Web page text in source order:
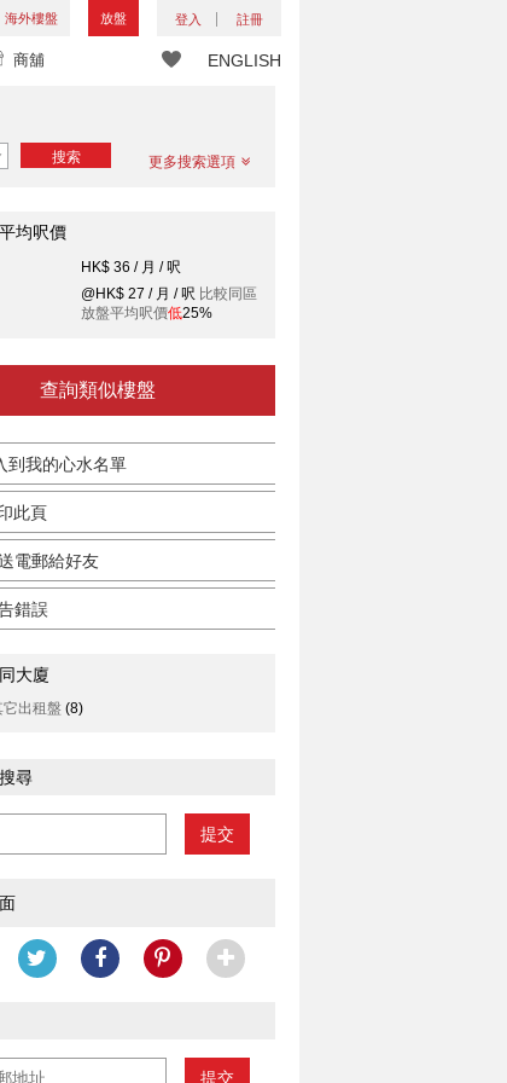
海外樓盤 放盤 登入 註冊
ENGLISH
商舖
搜索 更多搜索選項
均呎價
HK$ 36 / 月 / 呎
@HK$ 27 / 月 / 呎 比較同區
放盤平均呎價低25%
查詢類似樓盤
到我的心水名單
此頁
電郵給好友
錯誤
大廈
出租盤 (8)
尋
提交
提交